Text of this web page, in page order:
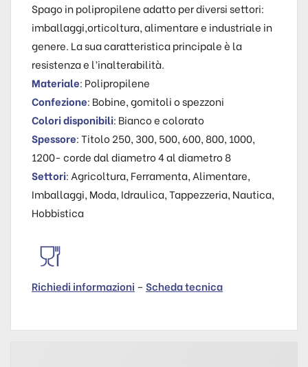
Spago in polipropilene adatto per diversi settori:
imballaggi,orticoltura, alimentare e industriale in
genere. La sua caratteristica principale è la
resistenza e l’inalterabilità.
Materiale: Polipropilene
Confezione: Bobine, gomitoli o spezzoni
Colori disponibili: Bianco e colorato
Spessore: Titolo 250, 300, 500, 600, 800, 1000,
1200- corde dal diametro 4 al diametro 8
Settori: Agricoltura, Ferramenta, Alimentare,
Imballaggi, Moda, Idraulica, Tappezzeria, Nautica,
Hobbistica
Richiedi informazioni – Scheda tecnica